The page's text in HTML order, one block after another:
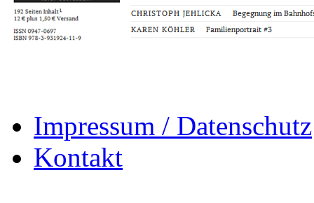
Impressum / Datenschutz
Kontakt